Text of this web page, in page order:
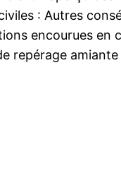
: Autres
encourues en
repérage